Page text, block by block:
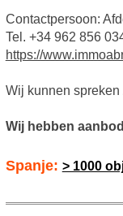
Contactpersoon:
Tel. +34 962 856
https://
Wij kunnen spreken
Wij hebben
Spanje: > 1000